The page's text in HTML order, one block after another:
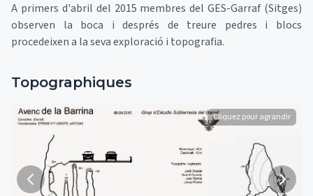
A primers d'abril del 2015 membres del GES-Garraf (Sitges)
observen la boca i després de treure pedres i blocs
procedeixen a la seva exploració i topografia.
Topographiques
Cliquez pour agrandir